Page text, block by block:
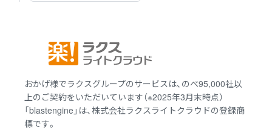
おかげ様でラクスグループのサービスは、のべ95,000社以
上のご契約をいただいています（※2025年3月末時点）
「blastengine」は、株式会社ラクスライトクラウドの登録商
標です。